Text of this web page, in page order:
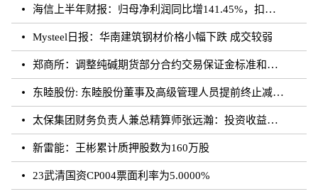
海信上半年财报：归母净利润同比增141.45%，扣非归母净利润同比增195.10%
Mysteel日报：华南建筑钢材价格小幅下跌 成交较弱
郑商所：调整纯碱期货部分合约交易保证金标准和涨跌停板幅度
东睦股份: 东睦股份董事及高级管理人员提前终止减持计划暨减持股份结果公告
太保集团财务负责人兼总精算师张远瀚：投资收益率不存在利差损风险，长期仍向好
新雷能：王彬累计质押股数为160万股
23武清国资CP004票面利率为5.0000%